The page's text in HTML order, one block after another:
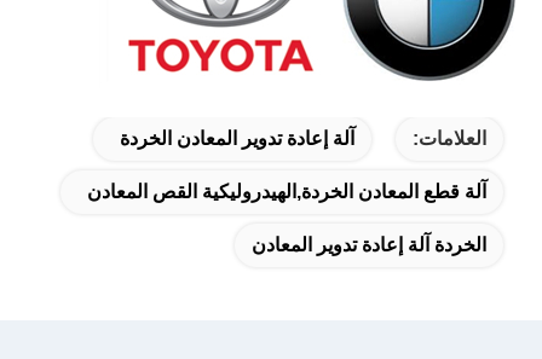
العلامات: آلة إعادة تدوير المعادن الخردة
آلة قطع المعادن الخردة,الهيدروليكية القص المعادن
الخردة آلة إعادة تدوير المعادن